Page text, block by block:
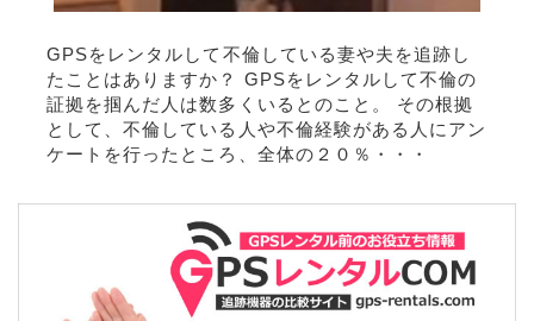
GPSをレンタルして不倫している妻や夫を追跡し
たことはありますか？ GPSをレンタルして不倫の
証拠を掴んだ人は数多くいるとのこと。 その根拠
として、不倫している人や不倫経験がある人にアン
ケートを行ったところ、全体の２０％・・・